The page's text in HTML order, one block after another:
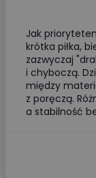
Jak
krótka piłka,
zazwyczaj
i chyboczą.
między
z poręczą.
a stabilność